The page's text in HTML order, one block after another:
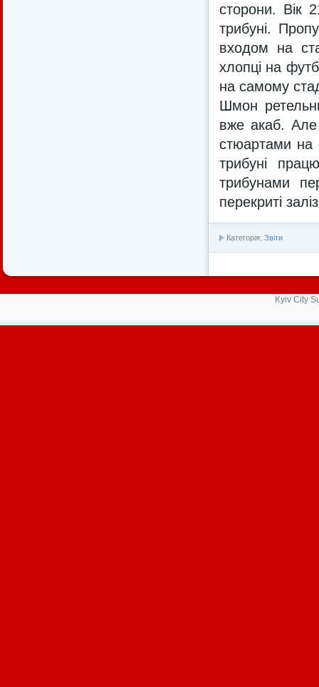
сторони. Вік
трибуні.
входом на
хлопці на
на самому
Шмон
вже акаб.
стюартами на
трибуні
трибунами
перекриті
Категорія: Звіти
Kyiv City